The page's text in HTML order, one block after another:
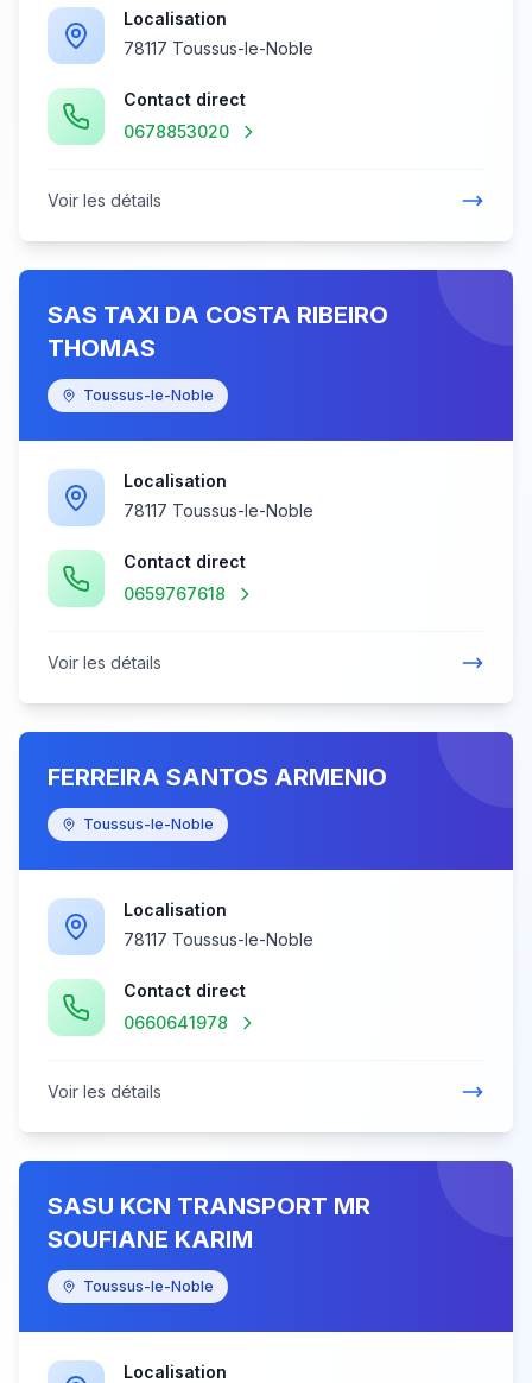
Localisation
78117 Toussus-le-Noble
Contact direct
0678853020
Voir les détails
SAS TAXI DA COSTA RIBEIRO
THOMAS
Toussus-le-Noble
Localisation
78117 Toussus-le-Noble
Contact direct
0659767618
Voir les détails
FERREIRA SANTOS ARMEΝΙΟ
Toussus-le-Noble
Localisation
78117 Toussus-le-Noble
Contact direct
0660641978
Voir les détails
SASU KCN TRANSPORT MR
SOUFIANE KARIM
Toussus-le-Noble
Localisation